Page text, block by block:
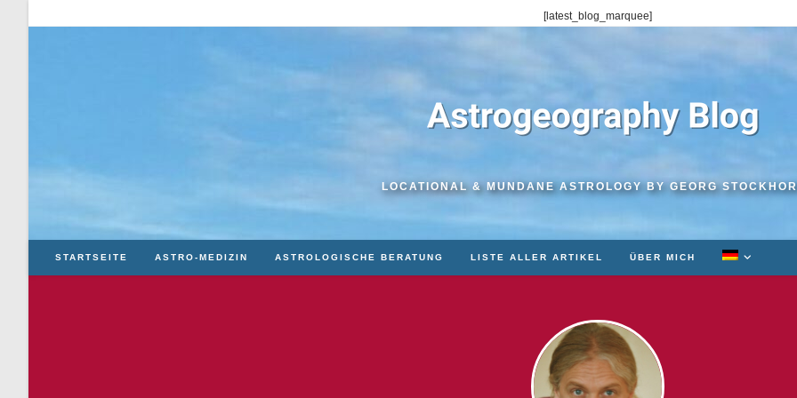
Inhalt
[latest_blog_marquee]
LOCATIONAL & MUNDANE ASTROLOGY BY GEORG
STARTSEITE ASTRO-MEDIZIN ASTROLOGISCHE BERATUNG LISTE ALLER ARTIKEL ÜBER MICH